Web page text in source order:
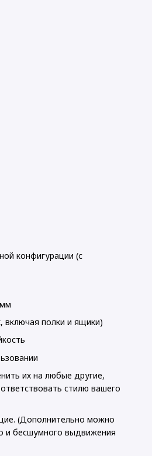
конфигурации (с
включая полки и ящики)
их на любые другие,
стилю вашего
(Дополнительно можно
и бесшумного выдвижения